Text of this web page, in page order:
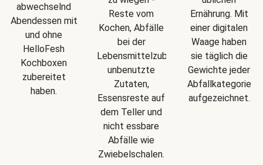
abwechselnd
Abendessen mit
und ohne
HelloFesh
Kochboxen
zubereitet
haben.
Reste vom
Kochen, Abfälle
bei der
Lebensmittelzubereitung,
unbenutzte
Zutaten,
Essensreste auf
dem Teller und
nicht essbare
Abfälle wie
Zwiebelschalen.
Ernährung. Mit
einer digitalen
Waage haben
sie täglich die
Gewichte jeder
Abfallkategorie
aufgezeichnet.